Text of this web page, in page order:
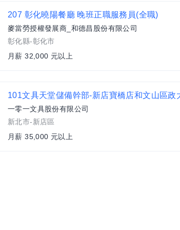
207 彰化曉陽餐廳 晚班正職服務員(全職)
麥當勞授權發展商_和德昌股份有限公司
彰化縣-彰化市
月薪 32,000 元以上
101文具天堂儲備幹部-新店寶橋店和文山區政
一零一文具股份有限公司
新北市-新店區
月薪 35,000 元以上